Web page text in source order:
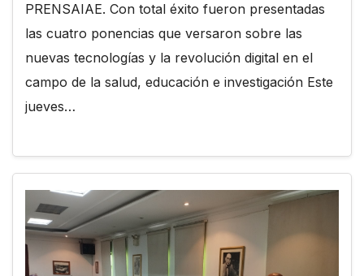
PRENSAIAE. Con total éxito fueron presentadas
las cuatro ponencias que versaron sobre las
nuevas tecnologías y la revolución digital en el
campo de la salud, educación e investigación Este
jueves…